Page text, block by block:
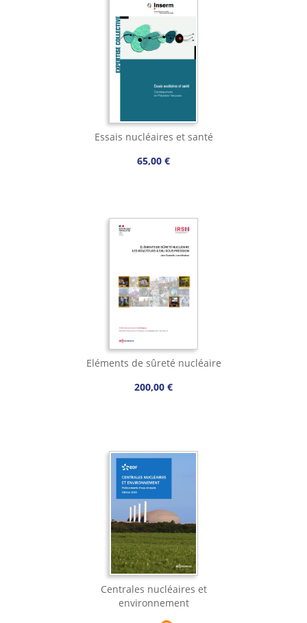
Essais nucléaires et santé
65,00 €
Eléments de sûreté nucléaire
200,00 €
Centrales nucléaires et
environnement